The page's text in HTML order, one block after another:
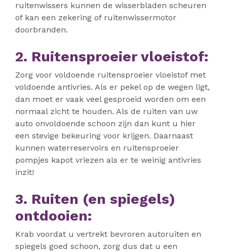
ruitenwissers kunnen de wisserbladen scheuren
of kan een zekering of ruitenwissermotor
doorbranden.
2. Ruitensproeier vloeistof:
Zorg voor voldoende ruitensproeier vloeistof met
voldoende antivries. Als er pekel op de wegen ligt,
dan moet er vaak veel gesproeid worden om een
normaal zicht te houden. Als de ruiten van uw
auto onvoldoende schoon zijn dan kunt u hier
een stevige bekeuring voor krijgen. Daarnaast
kunnen waterreservoirs en ruitensproeier
pompjes kapot vriezen als er te weinig antivries
inzit!
3. Ruiten (en spiegels)
ontdooien:
Krab voordat u vertrekt bevroren autoruiten en
spiegels goed schoon, zorg dus dat u een